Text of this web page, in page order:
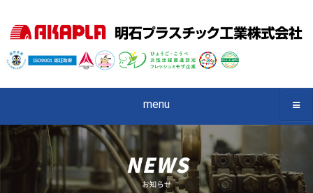
menu